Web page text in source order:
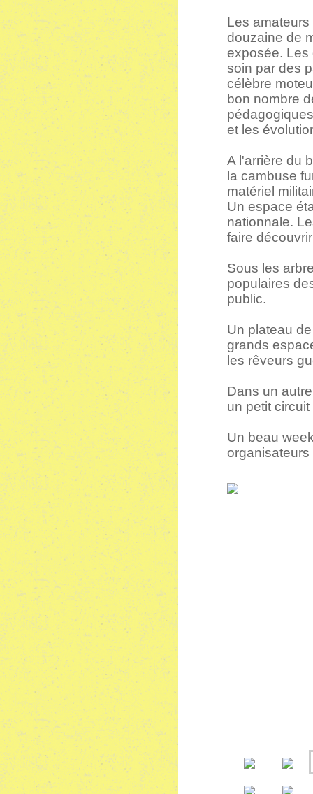
Les
douzaine de
exposée. Les
soin par des
célèbre
bon nombre
et les
A l'arrière du
la cambuse
matériel
Un espace
nationnale.
faire
Sous les
populaires
public.
Un plateau
grands
les rêveurs
Dans un
un petit
Un beau